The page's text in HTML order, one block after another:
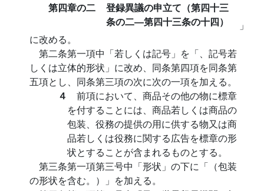
第四章の二
登録異議の申立て（第四十三
条の二―第四十三条の十四）
」
に改める。
第二条第一項中「若しくは記号」を「、記号若
しくは立体的形状」に改め、同条第四項を同条第
五項とし、同条第三項の次に次の一項を加える。
４ 前項において、商品その他の物に標章
を付することには、商品若しくは商品の
包装、役務の提供の用に供する物又は商
品若しくは役務に関する広告を標章の形
状とすることが含まれるものとする。
第三条第一項第三号中「形状」の下に「（包装
の形状を含む。）」を加える。